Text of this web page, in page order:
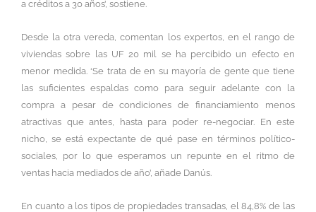
a créditos a 30 años’, sostiene.
Desde la otra vereda, comentan los expertos, en el rango de
viviendas sobre las UF 20 mil se ha percibido un efecto en
menor medida. ‘Se trata de en su mayoría de gente que tiene
las suficientes espaldas como para seguir adelante con la
compra a pesar de condiciones de financiamiento menos
atractivas que antes, hasta para poder re-negociar. En este
nicho, se está expectante de qué pase en términos político-
sociales, por lo que esperamos un repunte en el ritmo de
ventas hacia mediados de año’, añade Danús.
En cuanto a los tipos de propiedades transadas, el 84,8% de las